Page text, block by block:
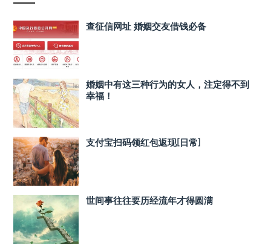
查征信网址 婚姻交友借钱必备
婚姻中有这三种行为的女人，注定得不到
幸福！
支付宝扫码领红包返现[日常]
世间事往往要历经流年才得圆满